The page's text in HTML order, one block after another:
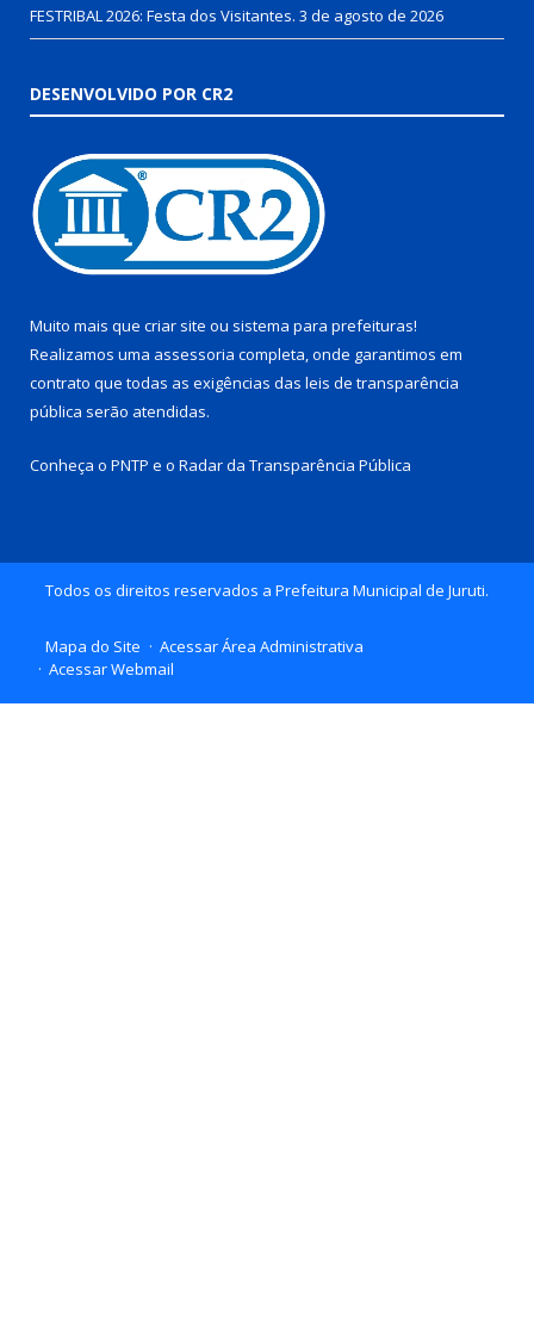
FESTRIBAL 2026: Festa dos Visitantes. 3 de agosto de 2026
DESENVOLVIDO POR CR2
Muito mais que criar site ou sistema para prefeituras!
Realizamos uma assessoria completa, onde garantimos em
contrato que todas as exigências das leis de transparência
pública serão atendidas.
Conheça o PNTP e o Radar da Transparência Pública
Todos os direitos reservados a Prefeitura Municipal de Juruti.
Mapa do Site
Acessar Área Administrativa
Acessar Webmail